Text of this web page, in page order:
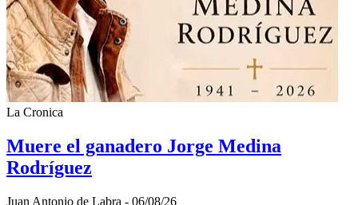
La Cronica
Muere el ganadero Jorge Medina
Rodríguez
Juan Antonio de Labra - 06/08/26